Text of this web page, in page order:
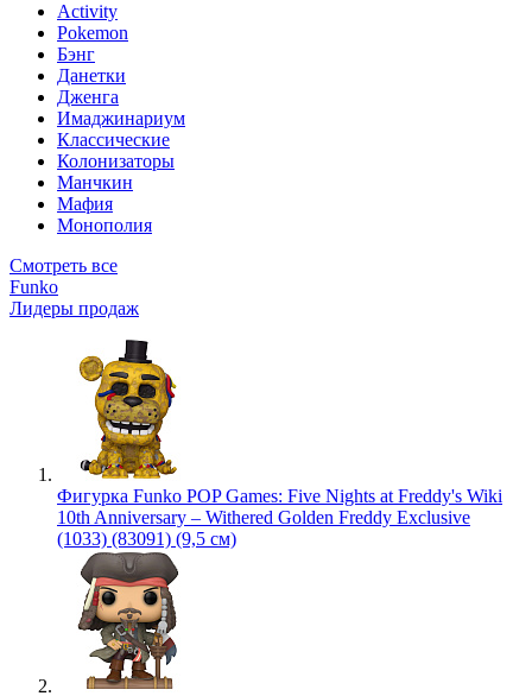
Activity
Pokemon
Бэнг
Данетки
Дженга
Имаджинариум
Классические
Колонизаторы
Манчкин
Мафия
Монополия
Смотреть все
Funko
Лидеры продаж
Фигурка Funko POP Games: Five Nights at Freddy's Wiki
10th Anniversary – Withered Golden Freddy Exclusive
(1033) (83091) (9,5 см)